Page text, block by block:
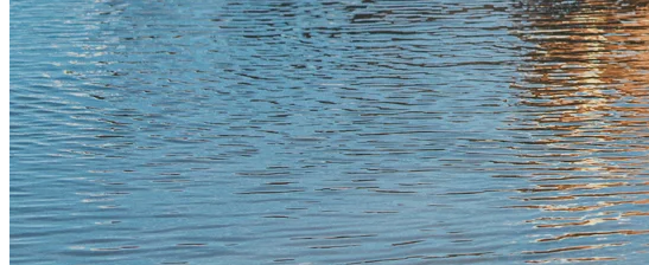
> swiss galoppers
verrijking
> equithink
> geai vert
> heica oy
> herbi horse
> hippiehorses
> horseup company
> unika
zelf knabbelhout maken
over ons
> manifest van Vitasteed